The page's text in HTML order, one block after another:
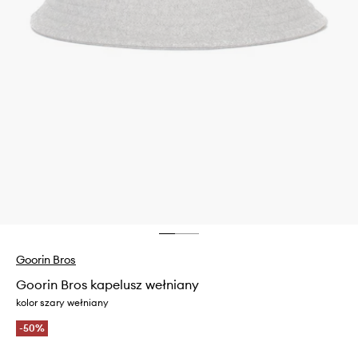
Goorin Bros
Goorin Bros kapelusz wełniany
kolor szary wełniany
-50%